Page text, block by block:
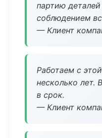
партию
соблюдением
— Клиент
Работаем с
несколько лет.
в срок.
— Клиент